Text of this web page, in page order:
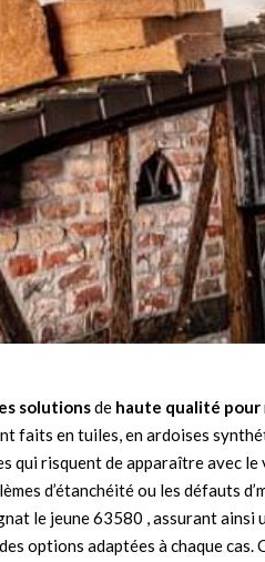
solutionsde haute qualité pour
faits en tuiles, en ardoises
risquent de apparaître avec
d’étanchéité ou les défauts
le jeune 63580 , assurant ainsi
options adaptées à chaque